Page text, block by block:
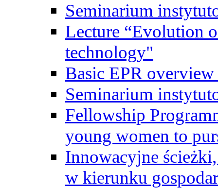
Seminarium
Lecture “Evolution
technology"
Basic EPR overview
Seminarium
Fellowship
young women to
Innowacyjne
w kierunku